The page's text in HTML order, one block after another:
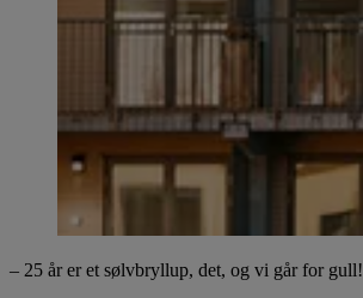
– 25 år er et sølvbryllup, det, og vi går for gull!